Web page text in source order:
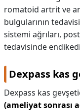
romatoid artrit ve
bulgularının
sistemi ağrıları,
tedavisinde
Dexpass kas
Dexpass kas
(ameliyat sonrası